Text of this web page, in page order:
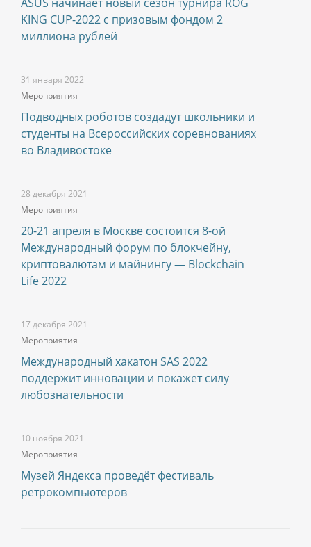
KING CUP-2022 с призовым фондом 2
миллиона рублей
31 января 2022
Мероприятия
Подводных роботов создадут школьники и
студенты на Всероссийских соревнованиях
во Владивостоке
28 декабря 2021
Мероприятия
20-21 апреля в Москве состоится 8-ой
Международный форум по блокчейну,
криптовалютам и майнингу — Blockchain
Life 2022
17 декабря 2021
Мероприятия
Международный хакатон SAS 2022
поддержит инновации и покажет силу
любознательности
10 ноября 2021
Мероприятия
Музей Яндекса проведёт фестиваль
ретрокомпьютеров